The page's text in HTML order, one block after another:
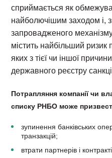
сприймається як
найболючішим заходом і,
запровадженого механізму
містить найбільший ризик
яких з тієї чи іншої
державного реєстру
Потрапляння компанії чи
списку РНБО може
зупинення банківських
транзакцій;
втрати партнерів і